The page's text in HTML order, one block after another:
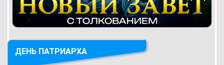
ДЕНЬ ПАТРИАРХА